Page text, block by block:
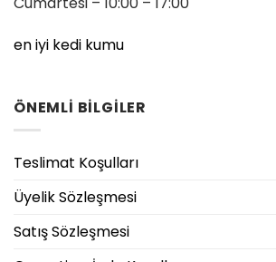
en iyi kedi kumu
ÖNEMLİ BİLGİLER
Teslimat Koşulları
Üyelik Sözleşmesi
Satış Sözleşmesi